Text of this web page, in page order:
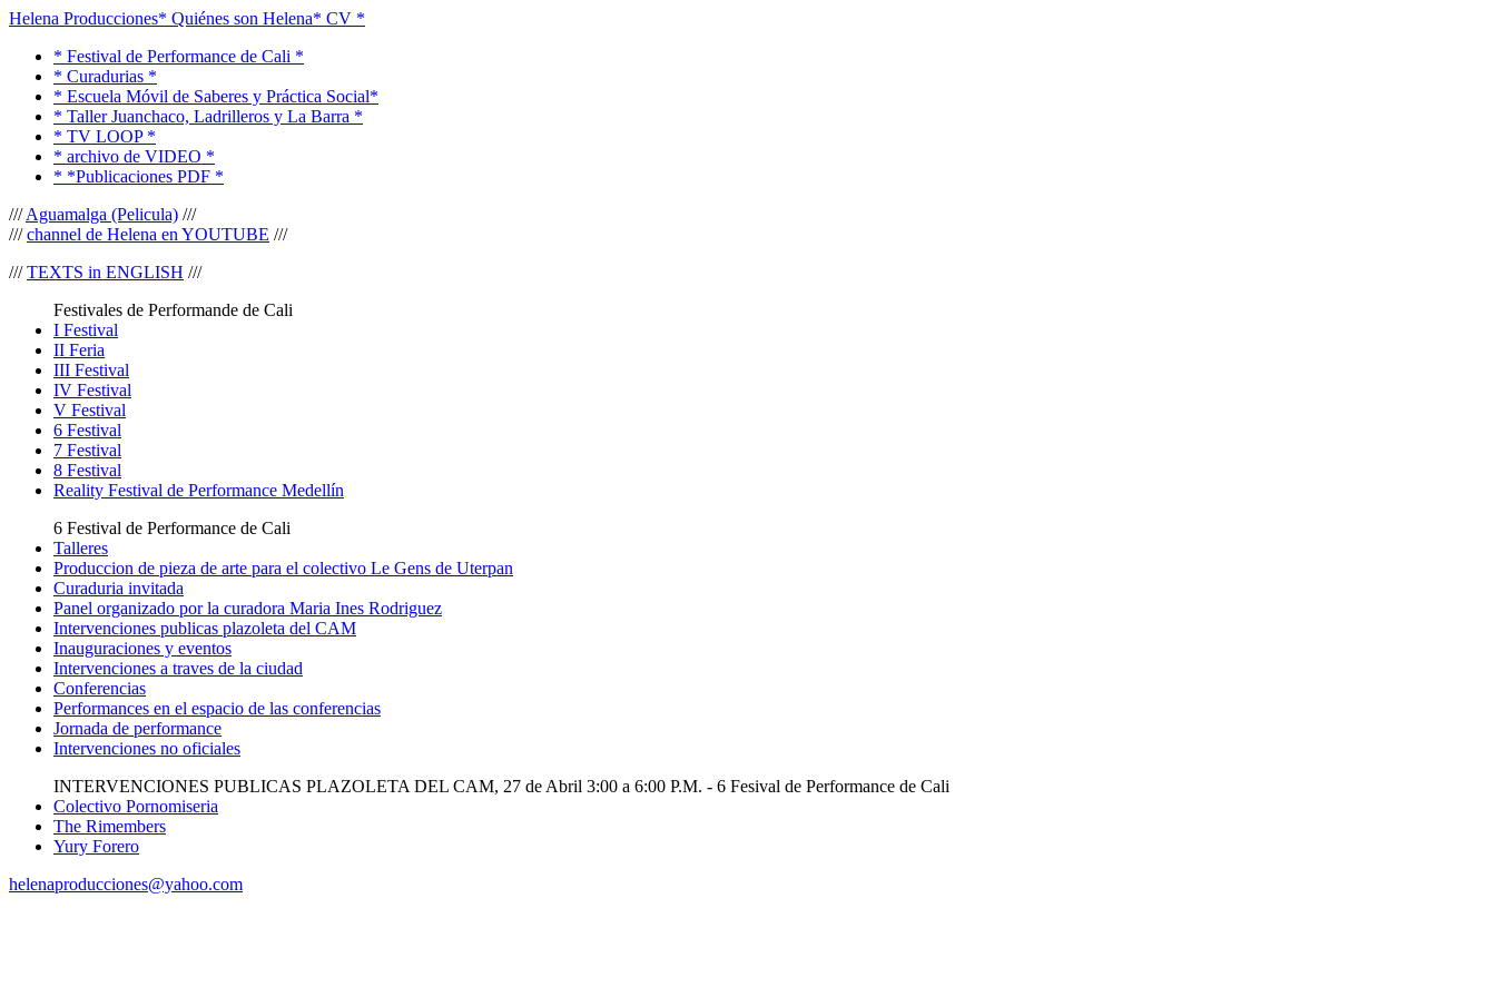
Helena Producciones* Quiénes son Helena* CV *
* Festival de Performance de Cali *
* Curadurias *
* Escuela Móvil de Saberes y Práctica Social*
* Taller Juanchaco, Ladrilleros y La Barra *
* TV LOOP *
* archivo de VIDEO *
* *Publicaciones PDF *
///Aguamalga (Pelicula) ///
///channel de Helena en YOUTUBE ///
///TEXTS in ENGLISH ///
Festivales de Performande de Cali
I Festival
II Feria
III Festival
IV Festival
V Festival
6 Festival
7 Festival
8 Festival
Reality Festival de Performance Medellín
6 Festival de Performance de Cali
Talleres
Produccion de pieza de arte para el colectivo Le Gens de Uterpan
Curaduria invitada
Panel organizado por la curadora Maria Ines Rodriguez
Intervenciones publicas plazoleta del CAM
Inauguraciones y eventos
Intervenciones a traves de la ciudad
Conferencias
Performances en el espacio de las conferencias
Jornada de performance
Intervenciones no oficiales
INTERVENCIONES PUBLICAS PLAZOLETA DEL CAM, 27 de Abril 3:00 a 6:00 P.M. - 6 Fesival de Performance de Cali
Colectivo Pornomiseria
The Rimembers
Yury Forero
helenaproducciones@yahoo.com